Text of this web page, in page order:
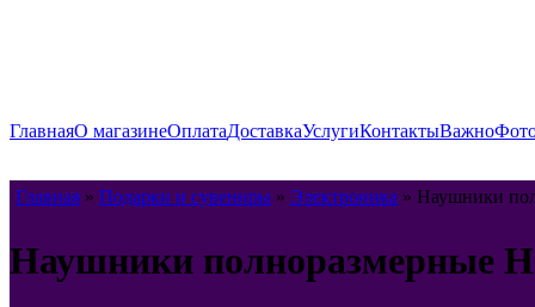
ГлавнаяО магазинеОплатаДоставкаУслугиКонтактыВажно
Главная » Подарки и сувениры » Электроника » Наушники
Наушники полноразмерные